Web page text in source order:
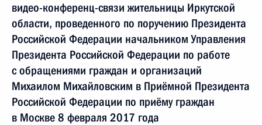
видео-конференц-связи жительницы Иркутской
области, проведенного по поручению Президента
Российской Федерации начальником Управления
Президента Российской Федерации по работе
с обращениями граждан и организаций
Михаилом Михайловским в Приёмной Президента
Российской Федерации по приёму граждан
в Москве 8 февраля 2017 года